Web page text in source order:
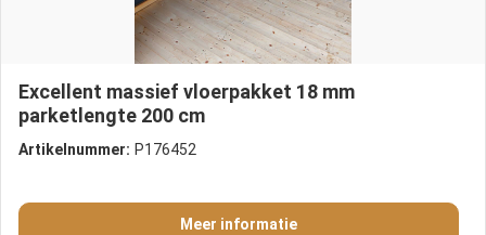
Excellent massief vloerpakket 18 mm
parketlengte 200 cm
Artikelnummer: P176452
Meer informatie